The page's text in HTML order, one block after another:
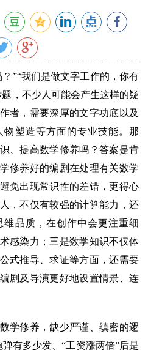
我们是做文字工作的，你有
，不少人可能会产生这样的疑
者，需要深厚的文字功底以及
塑造等方面的专业技能。那
、提高数学修养吗？答案是肯
修养好的编剧在处理有关数学
免出现常识性的差错，更得心
，不仅有较强的计算能力，还
品质，在创作中会更注重细
感染力；三是数学知识不仅体
式推导、求证等方面，还需要
剧及导演更好地设置情景、连
修养，缺少严谨、缜密的逻
有多少发、“工资涨两倍”后是